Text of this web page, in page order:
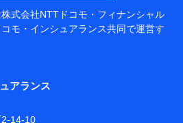
2丁目11番1号 山王パークタワー
代表取締役社長 前田 義晃
形町2-14-10 アーバンネット日
株式会社NTTドコモ・フィナンシャル
モ・インシュアランス共同で運営す
アランス
14-10